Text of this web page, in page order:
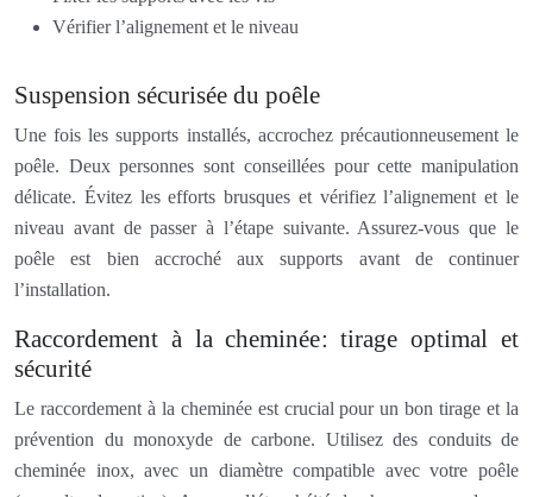
Vérifier l’alignement et le niveau
Suspension sécurisée du poêle
Une fois les supports installés, accrochez précautionneusement le
poêle. Deux personnes sont conseillées pour cette manipulation
délicate. Évitez les efforts brusques et vérifiez l’alignement et le
niveau avant de passer à l’étape suivante. Assurez-vous que le
poêle est bien accroché aux supports avant de continuer
l’installation.
Raccordement à la cheminée: tirage optimal et
sécurité
Le raccordement à la cheminée est crucial pour un bon tirage et la
prévention du monoxyde de carbone. Utilisez des conduits de
cheminée inox, avec un diamètre compatible avec votre poêle